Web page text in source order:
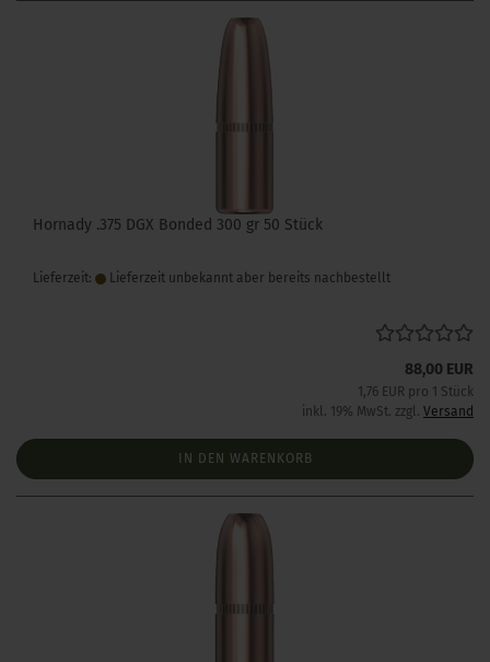
Hornady .375 DGX Bonded 300 gr 50 Stück
Lieferzeit: Lieferzeit unbekannt aber bereits nachbestellt
88,00 EUR
1,76 EUR pro 1 Stück
inkl. 19% MwSt. zzgl. Versand
IN DEN WARENKORB